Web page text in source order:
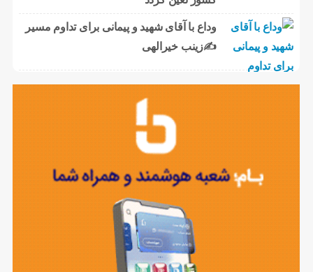
وداع با آقای شهید و پیمانی برای تداوم مسیر
✍زینب خیرالهی